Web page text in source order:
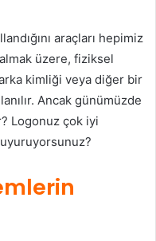
araçları hepimiz
üzere, fiziksel
kimliği veya diğer bir
Ancak günümüzde
Logonuz çok iyi